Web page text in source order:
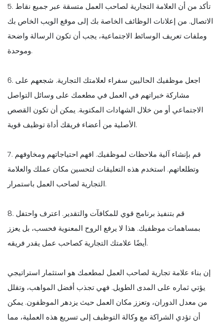
5. تأكد من أن العلامة التجارية لصاحب العمل متسقة عبر جميع نقاط
الاتصال. من إعلانات الوظائف الخاصة بك إلى موقع الويب الخاص بك
وملفات تعريف الوسائط الاجتماعية، يجب أن تكون الرسالة واضحة
وموحدة.
6. اجعل موظفيك الحاليين سفراء لعلامتك التجارية. شجعهم على
مشاركة خبراتهم في العمل في مطعمك على وسائل التواصل
الاجتماعي أو من خلال الشهادات المكتوبة. يمكن أن تكون القصص
الأصلية من أعضاء فريقك أداة توظيف قوية.
7. قم بإنشاء آلية ملاحظات لموظفيك. افهم احتياجاتهم ومخاوفهم
وتطلعاتهم. استخدم هذه التعليقات لتحسين مكان عملك والعلامة
التجارية لصاحب العمل باستمرار.
8. قم بتنفيذ برنامج قوي للمكافآت والتقدير. اعترف واحتفل
بمساهمات موظفيك. هذا لا يرفع الروح المعنوية فحسب، بل يعزز
أيضًا علامتك التجارية كصاحب عمل يقدر فريقه.
إن بناء علامة تجارية لصاحب العمل لمطعمك هو استثمار استراتيجي
يؤتي ثماره على المدى الطويل. فهي تجذب أفضل المواهب، وتقلل
من معدل الدوران، وتعزز مكان العمل حيث يزدهر الموظفون. يمكن
أن تؤدي الشراكة مع وكالة التوظيف إلى تسريع هذه العملية، مما